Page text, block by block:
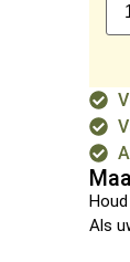
Als